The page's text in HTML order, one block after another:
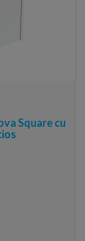
Square cu